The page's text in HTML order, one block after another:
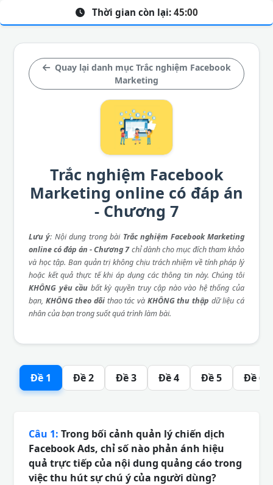
Quay lại danh mục Trắc nghiệm Facebook
Marketing
Trắc nghiệm Facebook
Marketing online có đáp án
- Chương 7
Lưu ý: Nội dung trong bài Trắc nghiệm Facebook Marketing
online có đáp án - Chương 7chỉ dành cho mục đích tham khảo
và học tập. Ban quản trị không chịu trách nhiệm về tính pháp lý
hoặc kết quả thực tế khi áp dụng các thông tin này. Chúng tôi
KHÔNG yêu cầu bất kỳ quyền truy cập nào vào hệ thống của
bạn, KHÔNG theo dõi thao tác và KHÔNG thu thập dữ liệu cá
nhân của bạn trong suốt quá trình làm bài.
Thời gian còn lại: 45:00
Đề 1 Đề 2 Đề 3 Đề 4 Đề 5 Đề 6
Câu 1: Trong bối cảnh quản lý chiến dịch
Facebook Ads, chỉ số nào phản ánh hiệu
quả trực tiếp của nội dung quảng cáo trong
việc thu hút sự chú ý của người dùng?